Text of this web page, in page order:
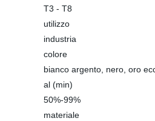
T3 - T8
utilizzo
industria
colore
bianco argento, nero, oro
al (min)
50%-99%
materiale